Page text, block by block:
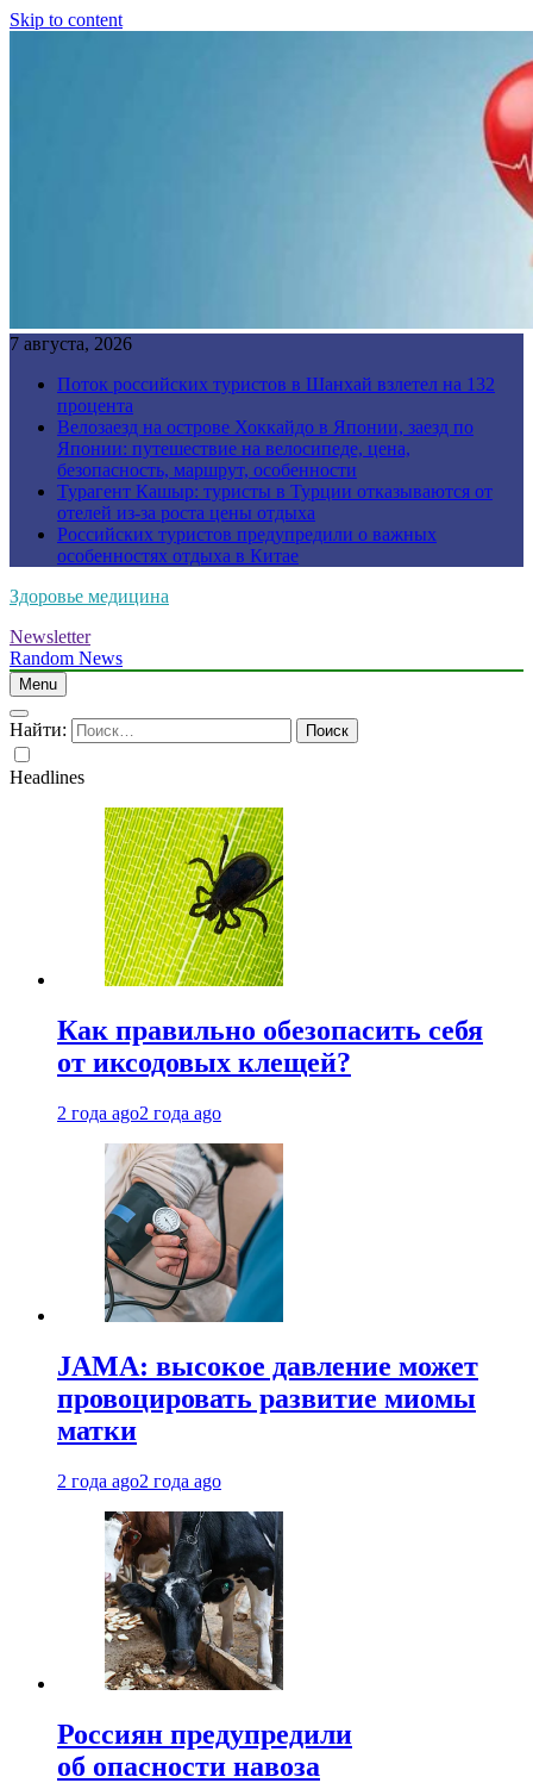
Skip to content
7 августа, 2026
Поток российских туристов в Шанхай взлетел на 132
процента
Велозаезд на острове Хоккайдо в Японии, заезд по
Японии: путешествие на велосипеде, цена,
безопасность, маршрут, особенности
Турагент Кашыр: туристы в Турции отказываются от
отелей из-за роста цены отдыха
Российских туристов предупредили о важных
особенностях отдыха в Китае
Здоровье медицина
Newsletter
Random News
Menu
Найти:
Headlines
Как правильно обезопасить себя
от иксодовых клещей?
2 года ago2 года ago
JAMA: высокое давление может
провоцировать развитие миомы
матки
2 года ago2 года ago
Россиян предупредили
об опасности навоза